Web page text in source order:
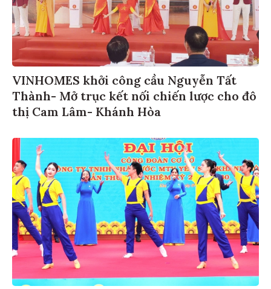
VINHOMES khởi công cầu Nguyễn Tất
Thành- Mở trục kết nối chiến lược cho đô
thị Cam Lâm- Khánh Hòa